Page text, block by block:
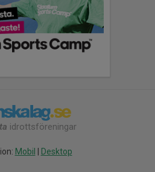
idrottsföreningar
Mobil | Desktop